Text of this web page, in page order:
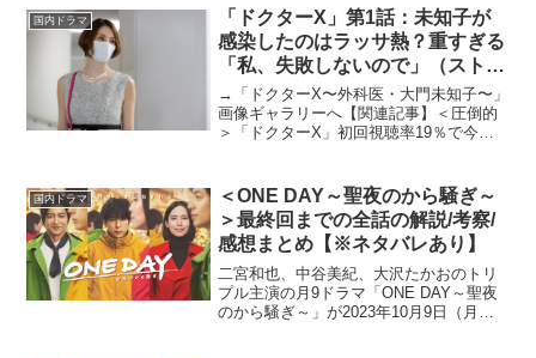
健）、その2人をつなぐ刑事の魚住譲（松
山ケンイチ）...
国内ドラマ
「ドクターX」第1話：未知子が
感染したのはラッサ熱？重すぎる
「私、失敗しないので」（ストー
リーネタバレあり）
→「ドクターX〜外科医・大門未知子〜」
画像ギャラリーへ【関連記事】＜圧倒的
＞「ドクターX」初回視聴率19％で今ク
ラマ「ドクターX〜外科医・大門未知
子〜」シーズン7が、...
国内ドラマ
＜ONE DAY～聖夜のから騒ぎ～
＞最終回までの全話の解説/考察/
感想まとめ【※ネタバレあり】
二宮和也、中谷美紀、大沢たかおのトリ
プル主演の月9ドラマ「ONE DAY～聖夜
のから騒ぎ～」が2023年10月9日（月）